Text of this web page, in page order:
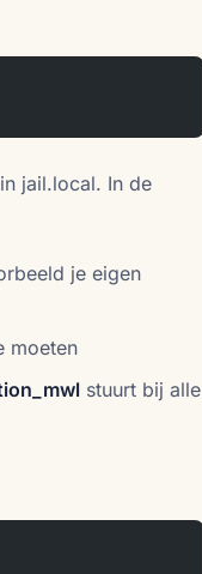
jail.local. In de
je eigen
moeten
stuurt bij alle